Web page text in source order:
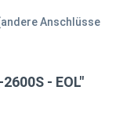
Anschlüsse
- EOL"